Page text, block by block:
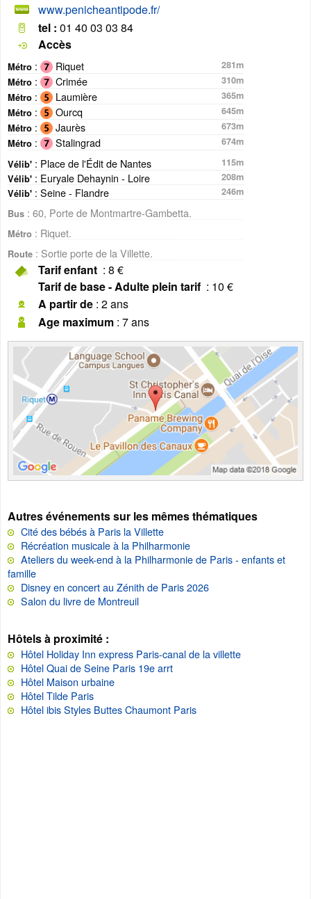
www.penicheantipode.fr/
tel : 01 40 03 03 84
Accès
Métro : Riquet
281m
Métro : Crimée
310m
Métro : Laumière
365m
Métro : Ourcq
645m
Métro : Jaurès
673m
Métro : Stalingrad
674m
Vélib' : Place de l'Édit de Nantes
115m
Vélib' : Euryale Dehaynin - Loire
208m
Vélib' : Seine - Flandre
246m
Bus : 60, Porte de Montmartre-Gambetta.
Métro : Riquet.
Route : Sortie porte de la Villette.
Tarif enfant : 8 €
Tarif de base - Adulte plein tarif : 10 €
A partir de : 2 ans
Age maximum : 7 ans
Autres événements sur les mêmes thématiques
Cité des bébés à Paris la Villette
Récréation musicale à la Philharmonie
Ateliers du week-end à la Philharmonie de Paris - enfants et
famille
Disney en concert au Zénith de Paris 2026
Salon du livre de Montreuil
Hôtels à proximité :
Hôtel Holiday Inn express Paris-canal de la villette
Hôtel Quai de Seine Paris 19e arrt
Hôtel Maison urbaine
Hôtel Tilde Paris
Hôtel ibis Styles Buttes Chaumont Paris